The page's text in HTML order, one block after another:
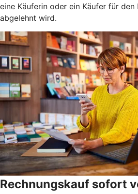
eine Käuferin oder ein Käufer für den
abgelehnt wird.
Rechnungskauf sofort